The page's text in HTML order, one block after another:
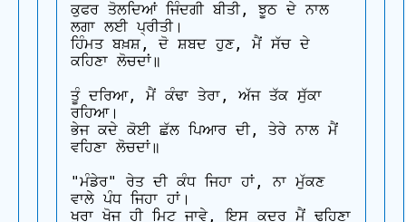
ਕੁਫਰ ਤੋਲਦਿਆਂ ਜਿੰਦਗੀ ਬੀਤੀ, ਝੂਠ ਦੇ ਨਾਲ
ਲਗਾ ਲਈ ਪ੍ਰੀਤੀ।
ਹਿੰਮਤ ਬਖ਼ਸ਼, ਦੋ ਸ਼ਬਦ ਹੁਣ, ਮੈਂ ਸੱਚ ਦੇ
ਕਹਿਣਾ ਲੋਚਦਾਂ॥
ਤੂੰ ਦਰਿਆ, ਮੈਂ ਕੰਢਾ ਤੇਰਾ, ਅੱਜ ਤੱਕ ਸੁੱਕਾ
ਰਹਿਆ।
ਭੇਜ ਕਦੇ ਕੋਈ ਛੱਲ ਪਿਆਰ ਦੀ, ਤੇਰੇ ਨਾਲ ਮੈਂ
ਵਹਿਣਾ ਲੋਚਦਾਂ॥
"ਮੰਡੇਰ" ਰੇਤ ਦੀ ਕੰਧ ਜਿਹਾ ਹਾਂ, ਨਾ ਮੁੱਕਣ
ਵਾਲੇ ਪੰਧ ਜਿਹਾ ਹਾਂ।
ਖੁਰਾ ਖੋਜ ਹੀ ਮਿਟ ਜਾਵੇ, ਇਸ ਕਦਰ ਮੈਂ ਢਹਿਣਾ